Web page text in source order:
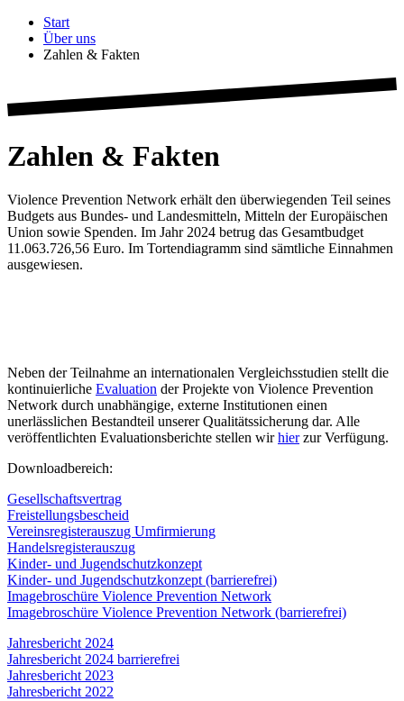
Start
Über uns
Zahlen & Fakten
Zahlen & Fakten
Violence Prevention Network erhält den überwiegenden Teil seines
Budgets aus Bundes- und Landesmitteln, Mitteln der Europäischen
Union sowie Spenden. Im Jahr 2024 betrug das Gesamtbudget
11.063.726,56 Euro. Im Tortendiagramm sind sämtliche Einnahmen
ausgewiesen.
Neben der Teilnahme an internationalen Vergleichsstudien stellt die
kontinuierliche Evaluation der Projekte von Violence Prevention
Network durch unabhängige, externe Institutionen einen
unerlässlichen Bestandteil unserer Qualitätssicherung dar. Alle
veröffentlichten Evaluationsberichte stellen wirhierzur Verfügung.
Downloadbereich:
Gesellschaftsvertrag
Freistellungsbescheid
Vereinsregisterauszug Umfirmierung
Handelsregisterauszug
Kinder- und Jugendschutzkonzept
Kinder- und Jugendschutzkonzept (barrierefrei)
Imagebroschüre Violence Prevention Network
Imagebroschüre Violence Prevention Network (barrierefrei)
Jahresbericht 2024
Jahresbericht 2024 barrierefrei
Jahresbericht 2023
Jahresbericht 2022